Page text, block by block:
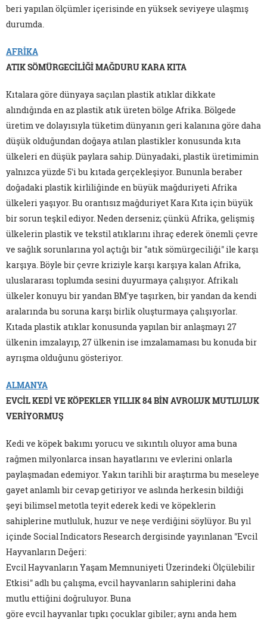
beri yapılan ölçümler içerisinde en yüksek seviyeye ulaşmış
durumda.
AFRİKA
ATIK SÖMÜRGECİLİĞİ MAĞDURU KARA KITA
Kıtalara göre dünyaya saçılan plastik atıklar dikkate
alındığında en az plastik atık üreten bölge Afrika. Bölgede
üretim ve dolayısıyla tüketim dünyanın geri kalanına göre daha
düşük olduğundan doğaya atılan plastikler konusunda kıta
ülkeleri en düşük paylara sahip. Dünyadaki, plastik üretimimin
yalnızca yüzde 5'i bu kıtada gerçekleşiyor. Bununla beraber
doğadaki plastik kirliliğinde en büyük mağduriyeti Afrika
ülkeleri yaşıyor. Bu orantısız mağduriyet Kara Kıta için büyük
bir sorun teşkil ediyor. Neden derseniz; çünkü Afrika, gelişmiş
ülkelerin plastik ve tekstil atıklarını ihraç ederek önemli çevre
ve sağlık sorunlarına yol açtığı bir "atık sömürgeciliği" ile karşı
karşıya. Böyle bir çevre kriziyle karşı karşıya kalan Afrika,
uluslararası toplumda sesini duyurmaya çalışıyor. Afrikalı
ülkeler konuyu bir yandan BM'ye taşırken, bir yandan da kendi
aralarında bu soruna karşı birlik oluşturmaya çalışıyorlar.
Kıtada plastik atıklar konusunda yapılan bir anlaşmayı 27
ülkenin imzalayıp, 27 ülkenin ise imzalamaması bu konuda bir
ayrışma olduğunu gösteriyor.
ALMANYA
EVCİL KEDİ VE KÖPEKLER YILLIK 84 BİN AVROLUK MUTLULUK
VERİYORMUŞ
Kedi ve köpek bakımı yorucu ve sıkıntılı oluyor ama buna
rağmen milyonlarca insan hayatlarını ve evlerini onlarla
paylaşmadan edemiyor. Yakın tarihli bir araştırma bu meseleye
gayet anlamlı bir cevap getiriyor ve aslında herkesin bildiği
şeyi bilimsel metotla teyit ederek kedi ve köpeklerin
sahiplerine mutluluk, huzur ve neşe verdiğini söylüyor. Bu yıl
içinde Social Indicators Research dergisinde yayınlanan "Evcil
Hayvanların Değeri:
Evcil Hayvanların Yaşam Memnuniyeti Üzerindeki Ölçülebilir
Etkisi" adlı bu çalışma, evcil hayvanların sahiplerini daha
mutlu ettiğini doğruluyor. Buna
göre evcil hayvanlar tıpkı çocuklar gibiler; aynı anda hem